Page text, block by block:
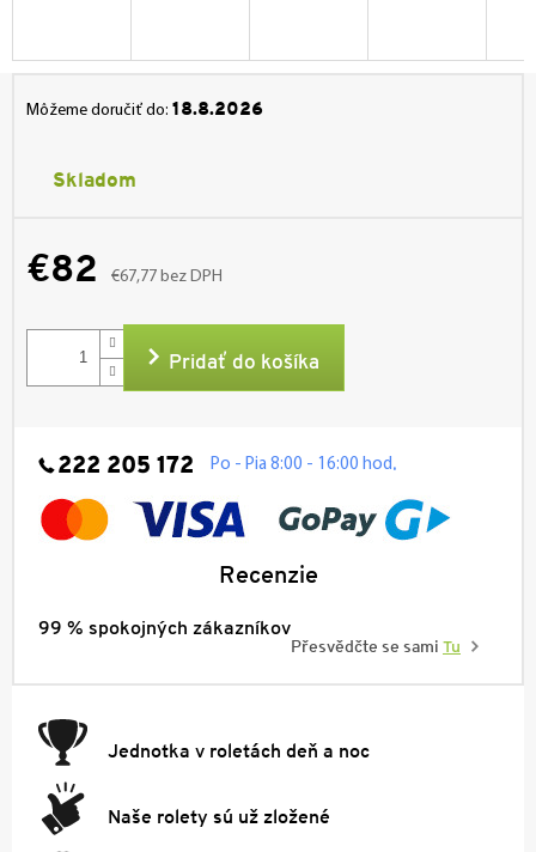
€82 €67,77 bez DPH
cena:
Môžeme doručiť do: 18.8.2026
Skladom
Pridať do košíka
222 205 172 Po - Pia 8:00 - 16:00 hod .
Recenzie
99 % spokojných zákazníkov
Přesvědčte se sami Tu
Jednotka v roletách deň a noc
Naše rolety sú už zložené